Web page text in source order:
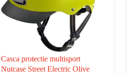
Casca protectie multisport
Nutcase Street Electric Olive